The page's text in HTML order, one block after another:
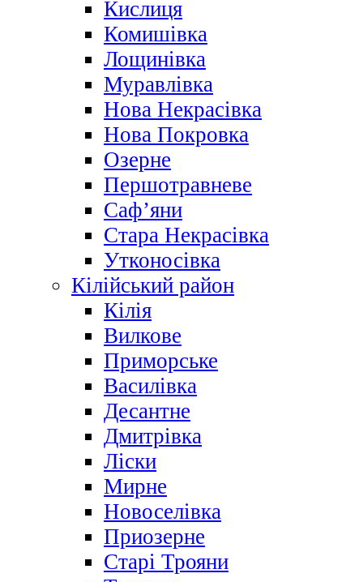
Кислиця
Комишівка
Лощинівка
Муравлівка
Нова Некрасівка
Нова Покровка
Озерне
Першотравневе
Саф’яни
Стара Некрасівка
Утконосівка
Кілійський район
Кілія
Вилкове
Приморське
Василівка
Десантне
Дмитрівка
Ліски
Мирне
Новоселівка
Приозерне
Старі Трояни